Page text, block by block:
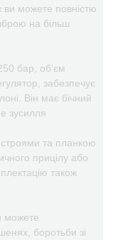
можете повністю
на більш
бар, об'єм
забезпечує
Він має бічний
зусилля
та планкою
прицілу або
також
можете
боротьби зі